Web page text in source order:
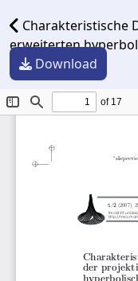
Charakteristische
erweiterten
Download